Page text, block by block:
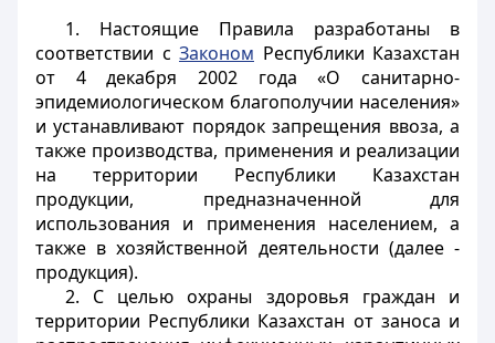
1. Настоящие Правила разработаны в
соответствии с Законом Республики Казахстан
от 4 декабря 2002 года «О санитарно-
эпидемиологическом благополучии населения»
и устанавливают порядок запрещения ввоза, а
также производства, применения и реализации
на территории Республики Казахстан
продукции, предназначенной для
использования и применения населением, а
также в хозяйственной деятельности (далее -
продукция).
2. С целью охраны здоровья граждан и
территории Республики Казахстан от заноса и